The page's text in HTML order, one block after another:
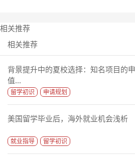
相关推荐
相关推荐
背景提升中的夏校选择：知名项目的
值...
留学初识 申请规划
美国留学毕业后，海外就业机会浅析
就业指导 留学初识